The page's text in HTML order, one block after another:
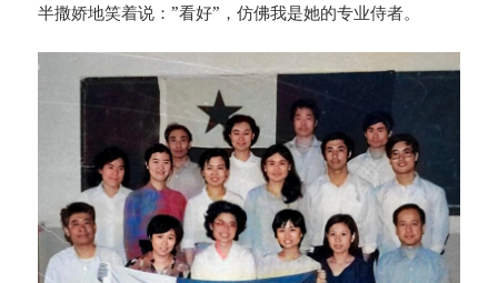
半撒娇地笑着说：”看好”，仿佛我是她的专业侍者。